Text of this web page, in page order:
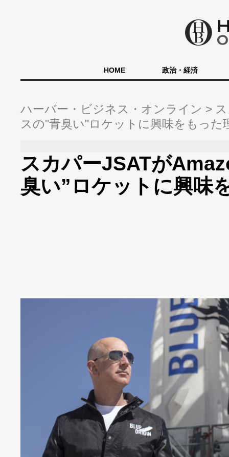
HOME 政治・経済
ハーバー・ビジネス・オンライン
スの"青臭い"ロケットに興味をもった
スカパーJSATが
臭い”ロケットに興味